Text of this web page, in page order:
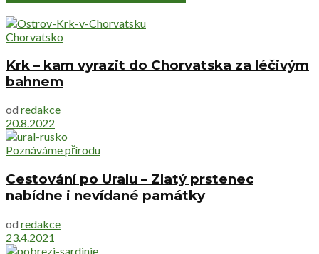
Chorvatsko
Krk – kam vyrazit do Chorvatska za léčivým
bahnem
od redakce
20.8.2022
Poznáváme přírodu
Cestování po Uralu – Zlatý prstenec
nabídne i nevídané památky
od redakce
23.4.2021